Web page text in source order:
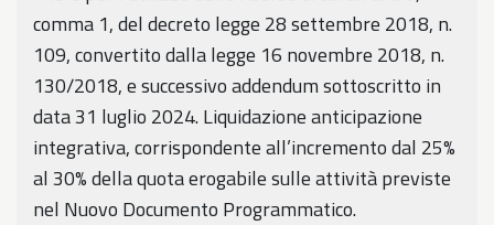
comma 1, del decreto legge 28 settembre 2018, n.
109, convertito dalla legge 16 novembre 2018, n.
130/2018, e successivo addendum sottoscritto in
data 31 luglio 2024. Liquidazione anticipazione
integrativa, corrispondente all’incremento dal 25%
al 30% della quota erogabile sulle attività previste
nel Nuovo Documento Programmatico.